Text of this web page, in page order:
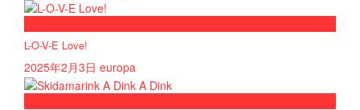
L-O-V-E Love!
2025年2月3日 europa